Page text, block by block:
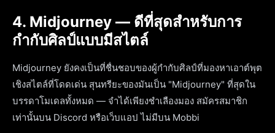
4. Midjourney — ดีที่สุดสำหรับการ
กำกับศิลป์แบบมีสไตล์
Midjourney ยังคงเป็นที่ชื่นชอบของผู้กำกับศิลป์ที่มองหาเอาต์พุต
เชิงสไตล์ที่โดดเด่น สุนทรียะของมันเป็น "Midjourney" ที่สุดใน
บรรดาโมเดลทั้งหมด — จำได้เพียงชำเลืองมอง สมัครสมาชิก
เท่านั้นบน Discord หรือเว็บแอป ไม่มีบน Mobbi